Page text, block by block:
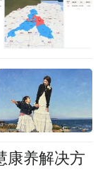
康养解决方